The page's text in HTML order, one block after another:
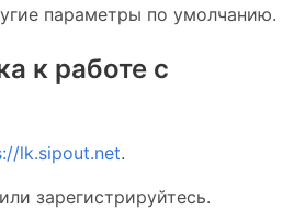
параметры по умолчанию.
к работе с
lk.sipout.net.
зарегистрируйтесь.